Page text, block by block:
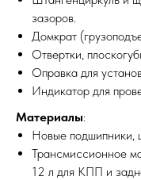
зазоров.
Домкрат
Отвертки,
Оправка для
Индикатор для
Материалы:
Новые подшипники,
Трансмиссионное
12 л для КПП и